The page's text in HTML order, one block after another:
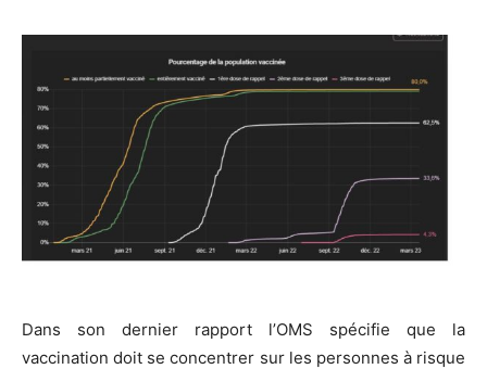
Dans son dernier rapport l’OMS spécifie que la
vaccination doit se concentrer sur les personnes à risque